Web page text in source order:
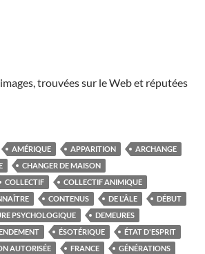
trouvées sur le Web et réputées
AMÉRIQUE APPARITION
ARCHANGE
CHANGER DE MAISON
COLLECTIF
COLLECTIF ANIMIQUE
CONTENUS DE L'ÂLE
DÉBUT
PSYCHOLOGIQUE
DEMEURES
ÉSOTÉRIQUE
ÉTAT D'ESPRIT
AUTORISÉE FRANCE
GÉNÉRATIONS